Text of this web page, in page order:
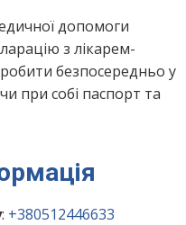
допомоги
з лікарем-
безпосередньо у
при собі паспорт та
: +380512446633